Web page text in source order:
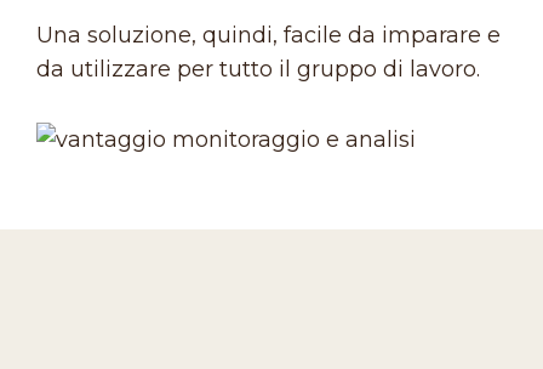
Una soluzione, quindi, facile da imparare e
da utilizzare per tutto il gruppo di lavoro.